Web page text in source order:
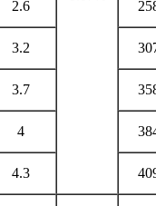
2.6
3.2
3.7
4
4.3